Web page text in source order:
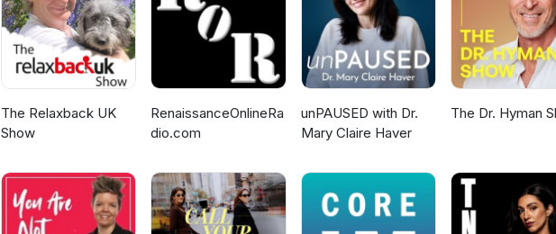
The Relaxback UK
Show
RenaissanceOnlineRa
dio.com
unPAUSED with Dr.
Mary Claire Haver
The Dr. Hyman